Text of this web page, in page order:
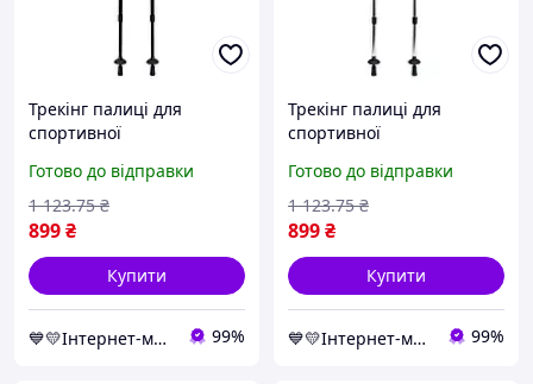
Трекінг палиці для
спортивної
(Uolide, Black ) палки
трекінгові скандинавські
Готово до відправки
899₴
1 123.75 ₴
Купити
💙💛Інтернет-магазин NaVubir - navubir.com.ua 🎁% 🚚 ⤵ 99%
Трекінг палиці для
спортивної
(Uolide, Silver) палки
трекінгові скандинавські
(пара)
Готово до відправки
899₴
1 123.75 ₴
Купити
💙💛Інтернет-магазин NaVubir - navubir.com.ua 🎁% 🚚 ⤵ 99%